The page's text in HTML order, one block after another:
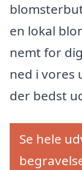
en lokal
nemt for
ned i vores
der bedst
Se hele